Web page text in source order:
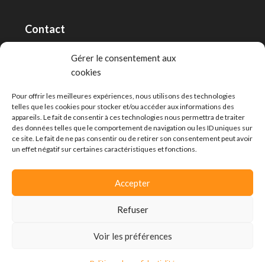
Gérer le consentement aux
cookies
Pour offrir les meilleures expériences, nous utilisons des technologies
telles que les cookies pour stocker et/ou accéder aux informations des
appareils. Le fait de consentir à ces technologies nous permettra de traiter
des données telles que le comportement de navigation ou les ID uniques sur
ce site. Le fait de ne pas consentir ou de retirer son consentement peut avoir
un effet négatif sur certaines caractéristiques et fonctions.
Accepter
Refuser
Voir les préférences
Contact
RT Capital First SA/Ltd
info@capitalfirst.ch